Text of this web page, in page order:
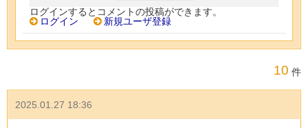
ログインするとコメントの投稿ができます。
ログイン
新規ユーザ登録
10 件
2025.01.27 18:36